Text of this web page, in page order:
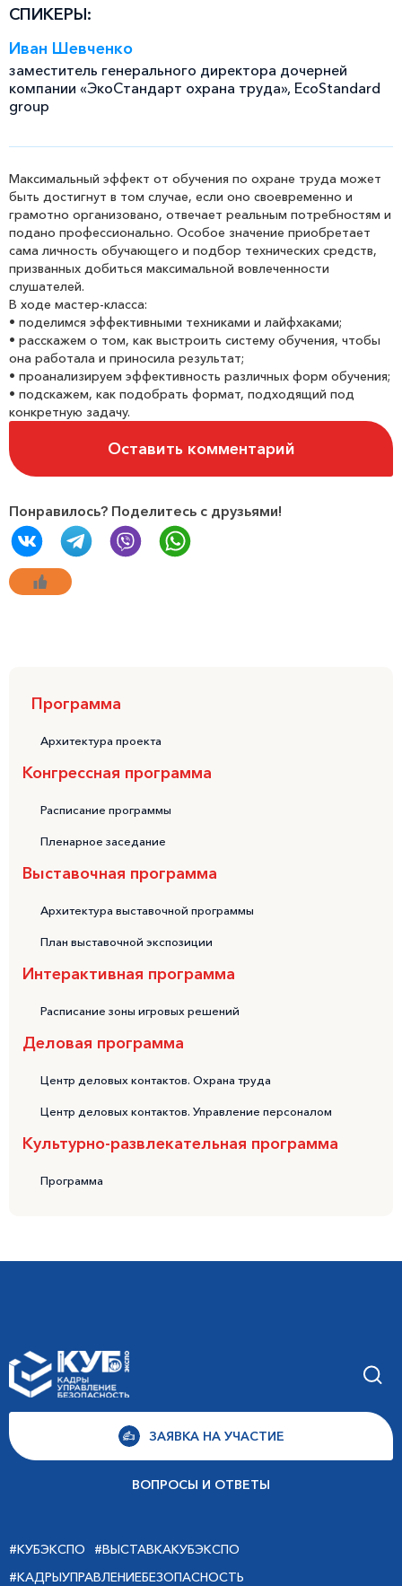
Программа
Архитектура проекта
Конгрессная программа
Расписание программы
Пленарное заседание
Выставочная программа
Архитектура выставочной программы
План выставочной экспозиции
Интерактивная программа
Расписание зоны игровых решений
Деловая программа
Центр деловых контактов. Охрана труда
Центр деловых контактов. Управление персоналом
Культурно-развлекательная программа
Программа
СПИКЕРЫ:
Иван Шевченко
заместитель генерального директора дочерней
компании «ЭкоСтандарт охрана труда», EcoStandard
group
Максимальный эффект от обучения по охране труда может
быть достигнут в том случае, если оно своевременно и
грамотно организовано, отвечает реальным потребностям и
подано профессионально. Особое значение приобретает
сама личность обучающего и подбор технических средств,
призванных добиться максимальной вовлеченности
слушателей.
В ходе мастер-класса:
• поделимся эффективными техниками и лайфхаками;
• расскажем о том, как выстроить систему обучения, чтобы
она работала и приносила результат;
• проанализируем эффективность различных форм обучения;
• подскажем, как подобрать формат, подходящий под
конкретную задачу.
Оставить комментарий
Понравилось? Поделитесь с друзьями!
ЗАЯВКА НА УЧАСТИЕ
ВОПРОСЫ И ОТВЕТЫ
#КУБЭКСПО
#ВЫСТАВКАКУБЭКСПО
#КАДРЫУПРАВЛЕНИЕБЕЗОПАСНОСТЬ